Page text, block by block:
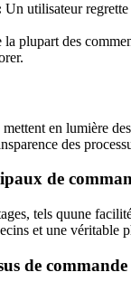
Un utilisateur
la plupart des
en lumière
des
de
tels quune
et une véritable
de